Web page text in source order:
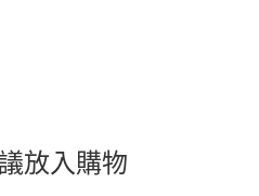
放入購物